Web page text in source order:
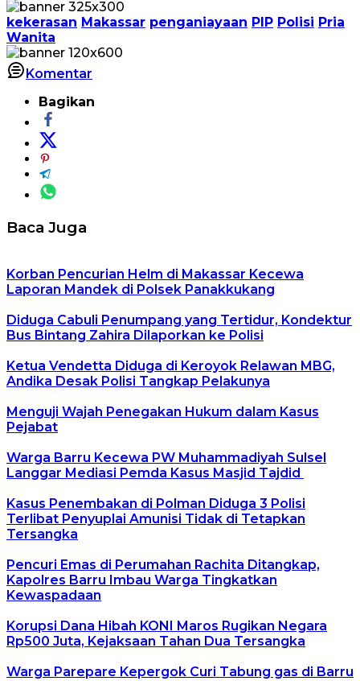
kekerasan Makassar penganiayaan PIP Polisi Pria
Wanita
Komentar
Bagikan
Baca Juga
Korban Pencurian Helm di Makassar Kecewa
Laporan Mandek di Polsek Panakkukang
Diduga Cabuli Penumpang yang Tertidur, Kondektur
Bus Bintang Zahira Dilaporkan ke Polisi
Ketua Vendetta Diduga di Keroyok Relawan MBG,
Andika Desak Polisi Tangkap Pelakunya
Menguji Wajah Penegakan Hukum dalam Kasus
Pejabat
Warga Barru Kecewa PW Muhammadiyah Sulsel
Langgar Mediasi Pemda Kasus Masjid Tajdid
Kasus Penembakan di Polman Diduga 3 Polisi
Terlibat Penyuplai Amunisi Tidak di Tetapkan
Tersangka
Pencuri Emas di Perumahan Rachita Ditangkap,
Kapolres Barru Imbau Warga Tingkatkan
Kewaspadaan
Korupsi Dana Hibah KONI Maros Rugikan Negara
Rp500 Juta, Kejaksaan Tahan Dua Tersangka
Warga Parepare Kepergok Curi Tabung gas di Barru